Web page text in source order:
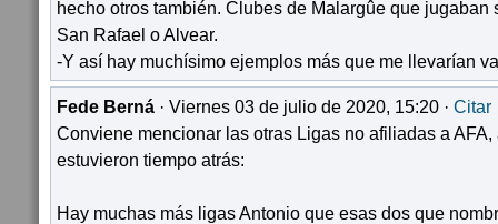
hecho otros también. Clubes de Malargûe que jugaban
San Rafael o Alvear.
-Y así hay muchísimo ejemplos más que me llevarían
Fede Berná · Viernes 03 de julio de 2020, 15:20 · Citar
Conviene mencionar las otras Ligas no afiliadas a
estuvieron tiempo atrás:
Hay muchas más ligas Antonio que esas dos que